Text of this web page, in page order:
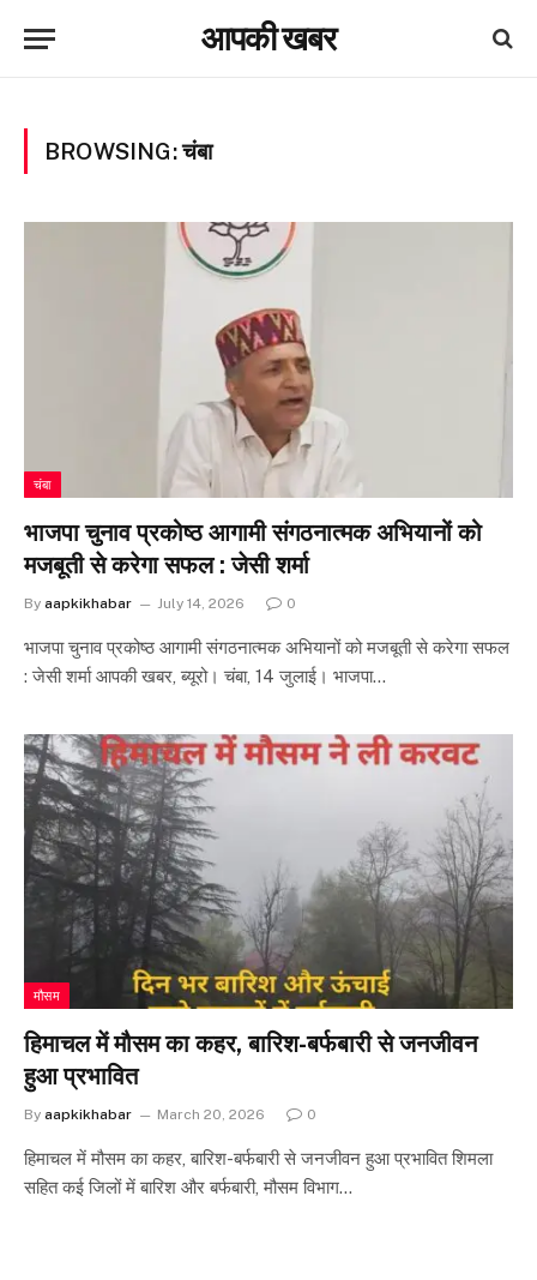
आपकी खबर
BROWSING:चंबा
चंबा
भाजपा चुनाव प्रकोष्ठ आगामी संगठनात्मक अभियानों को
मजबूती से करेगा सफल : जेसी शर्मा
By aapkikhabar July 14, 2026 0
भाजपा चुनाव प्रकोष्ठ आगामी संगठनात्मक अभियानों को मजबूती से करेगा सफल
: जेसी शर्मा आपकी खबर, ब्यूरो। चंबा, 14 जुलाई। भाजपा…
मौसम
हिमाचल में मौसम का कहर, बारिश-बर्फबारी से जनजीवन
हुआ प्रभावित
By aapkikhabar March 20, 2026 0
हिमाचल में मौसम का कहर, बारिश-बर्फबारी से जनजीवन हुआ प्रभावित शिमला
सहित कई जिलों में बारिश और बर्फबारी, मौसम विभाग…